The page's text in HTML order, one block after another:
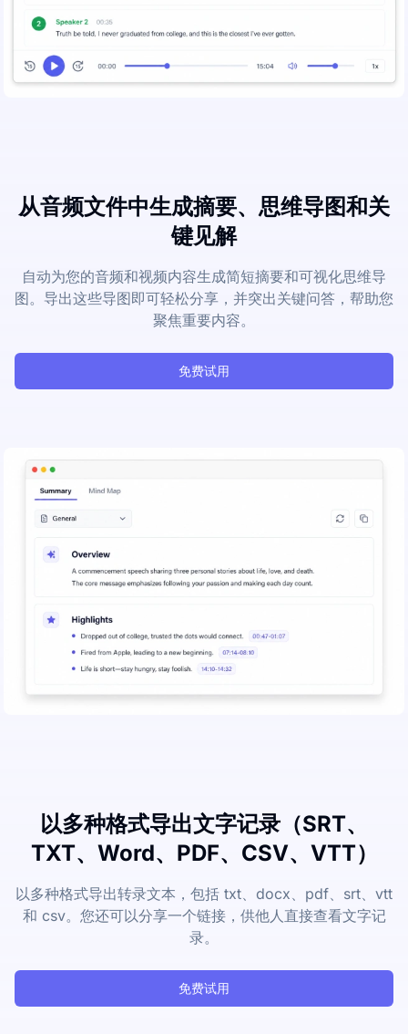
从音频文件中生成摘要、思维导图和关
键见解
自动为您的音频和视频内容生成简短摘要和可视化思维导
图。导出这些导图即可轻松分享，并突出关键问答，帮助您
聚焦重要内容。
免费试用
以多种格式导出文字记录（SRT、
TXT、Word、PDF、CSV、VTT）
以多种格式导出转录文本，包括 txt、docx、pdf、srt、vtt
和 csv。您还可以分享一个链接，供他人直接查看文字记
录。
免费试用